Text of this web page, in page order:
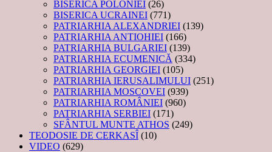
BISERICA POLONIEI (26)
BISERICA UCRAINEI (771)
PATRIARHIA ALEXANDRIEI (139)
PATRIARHIA ANTIOHIEI (166)
PATRIARHIA BULGARIEI (139)
PATRIARHIA ECUMENICĂ (334)
PATRIARHIA GEORGIEI (105)
PATRIARHIA IERUSALIMULUI (251)
PATRIARHIA MOSCOVEI (939)
PATRIARHIA ROMÂNIEI (960)
PATRIARHIA SERBIEI (171)
SFÂNTUL MUNTE ATHOS (249)
TEODOSIE DE CERKASÎ (10)
VIDEO (629)